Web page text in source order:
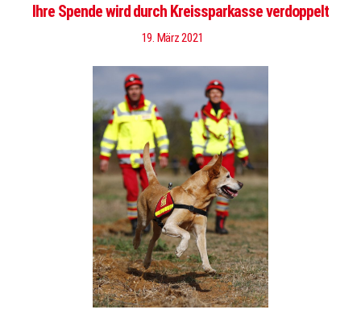
Ihre Spende wird durch Kreissparkasse verdoppelt
19. März 2021